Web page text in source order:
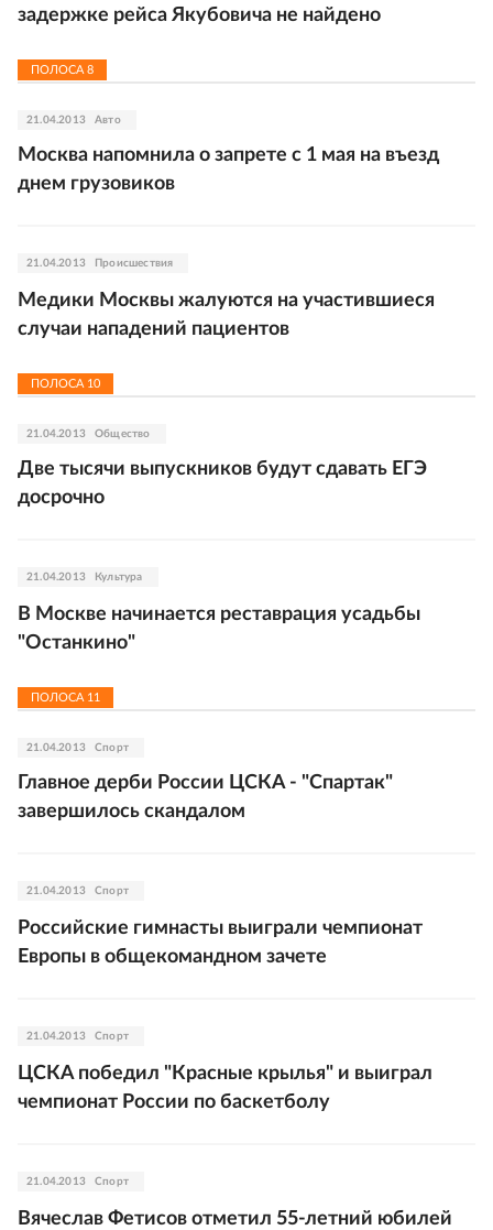
задержке рейса Якубовича не найдено
ПОЛОСА 8
21.04.2013 Авто
Москва напомнила о запрете с 1 мая на въезд
днем грузовиков
21.04.2013 Происшествия
Медики Москвы жалуются на участившиеся
случаи нападений пациентов
ПОЛОСА 10
21.04.2013 Общество
Две тысячи выпускников будут сдавать ЕГЭ
досрочно
21.04.2013 Культура
В Москве начинается реставрация усадьбы
"Останкино"
ПОЛОСА 11
21.04.2013 Спорт
Главное дерби России ЦСКА - "Спартак"
завершилось скандалом
21.04.2013 Спорт
Российские гимнасты выиграли чемпионат
Европы в общекомандном зачете
21.04.2013 Спорт
ЦСКА победил "Красные крылья" и выиграл
чемпионат России по баскетболу
21.04.2013 Спорт
Вячеслав Фетисов отметил 55-летний юбилей